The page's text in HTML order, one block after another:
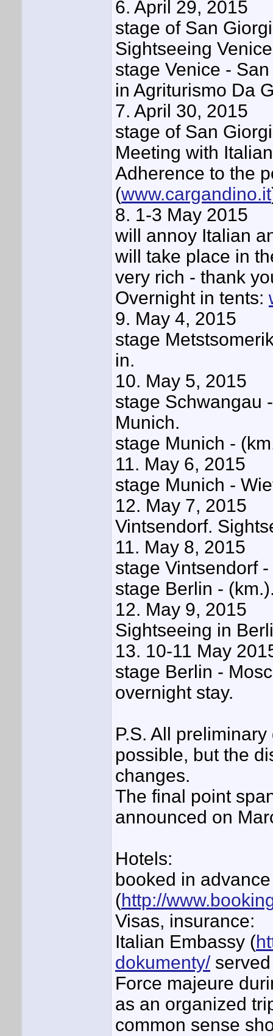
6. April 29, 2015
stage of San
Sightseeing
stage Venice -
in Agriturismo Da
7. April 30, 2015
stage of San
Meeting with
Adherence to the
(www.cargandino.it
8. 1-3 May 2015
will annoy Italian
will take place in
very rich - thank
Overnight in tents:
9. May 4, 2015
stage
in.
10. May 5, 2015
stage Schwangau
Munich.
stage Munich -
11. May 6, 2015
stage Munich -
12. May 7, 2015
Vintsendorf.
11. May 8, 2015
stage Vintsendorf
stage Berlin -
12. May 9, 2015
Sightseeing in
13. 10-11 May
stage Berlin -
overnight stay.
P.S. All
possible, but the
changes.
The final point
announced on
Hotels:
booked in
(http://
Visas, insurance:
Italian Embassy (
dokumenty/served
Force majeure
as an organized
common sense